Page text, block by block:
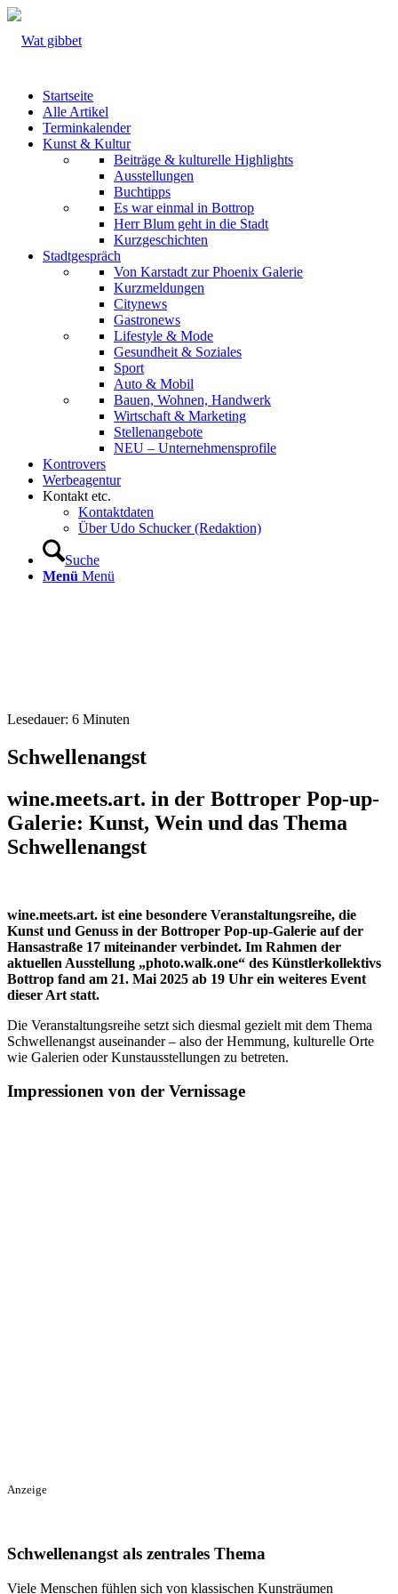
Startseite
Alle Artikel
Terminkalender
Kunst & Kultur
Beiträge & kulturelle Highlights
Ausstellungen
Buchtipps
Es war einmal in Bottrop
Herr Blum geht in die Stadt
Kurzgeschichten
Stadtgespräch
Von Karstadt zur Phoenix Galerie
Kurzmeldungen
Citynews
Gastronews
Lifestyle & Mode
Gesundheit & Soziales
Sport
Auto & Mobil
Bauen, Wohnen, Handwerk
Wirtschaft & Marketing
Stellenangebote
NEU – Unternehmens­profile
Kontrovers
Werbeagentur
Kontakt etc.
Kontaktdaten
Über Udo Schucker (Redaktion)
Suche
Menü Menü
Lesedauer: 6 Minuten
Schwellenangst
wine.meets.art. in der Bottroper Pop-up-
Galerie: Kunst, Wein und das Thema
Schwellenangst
wine.meets.art. ist eine besondere Veranstaltungsreihe, die
Kunst und Genuss in der Bottroper Pop-up-Galerie auf der
Hansastraße 17 miteinander verbindet. Im Rahmen der
aktuellen Ausstellung „photo.walk.one“ des Künstlerkollektivs
Bottrop fand am 21. Mai 2025 ab 19 Uhr ein weiteres Event
dieser Art statt.
Die Veranstaltungsreihe setzt sich diesmal gezielt mit dem Thema
Schwellenangst auseinander – also der Hemmung, kulturelle Orte
wie Galerien oder Kunstausstellungen zu betreten.
Impressionen von der Vernissage
Anzeige
Schwellenangst als zentrales Thema
Viele Menschen fühlen sich von klassischen Kunsträumen